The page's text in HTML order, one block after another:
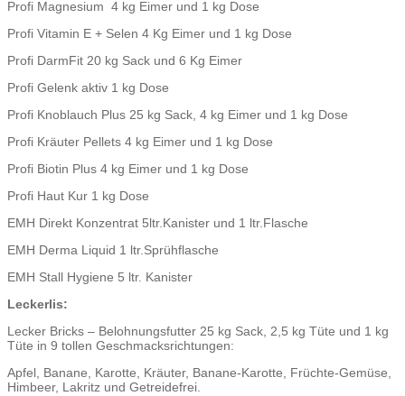
Profi Magnesium 4 kg Eimer und 1 kg Dose
Profi Vitamin E + Selen 4 Kg Eimer und 1 kg Dose
Profi DarmFit 20 kg Sack und 6 Kg Eimer
Profi Gelenk aktiv 1 kg Dose
Profi Knoblauch Plus 25 kg Sack, 4 kg Eimer und 1 kg Dose
Profi Kräuter Pellets 4 kg Eimer und 1 kg Dose
Profi Biotin Plus 4 kg Eimer und 1 kg Dose
Profi Haut Kur 1 kg Dose
EMH Direkt Konzentrat 5ltr.Kanister und 1 ltr.Flasche
EMH Derma Liquid 1 ltr.Sprühflasche
EMH Stall Hygiene 5 ltr. Kanister
Leckerlis:
Lecker Bricks – Belohnungsfutter 25 kg Sack, 2,5 kg Tüte und 1 kg
Tüte in 9 tollen Geschmacksrichtungen:
Apfel, Banane, Karotte, Kräuter, Banane-Karotte, Früchte-Gemüse,
Himbeer, Lakritz und Getreidefrei.